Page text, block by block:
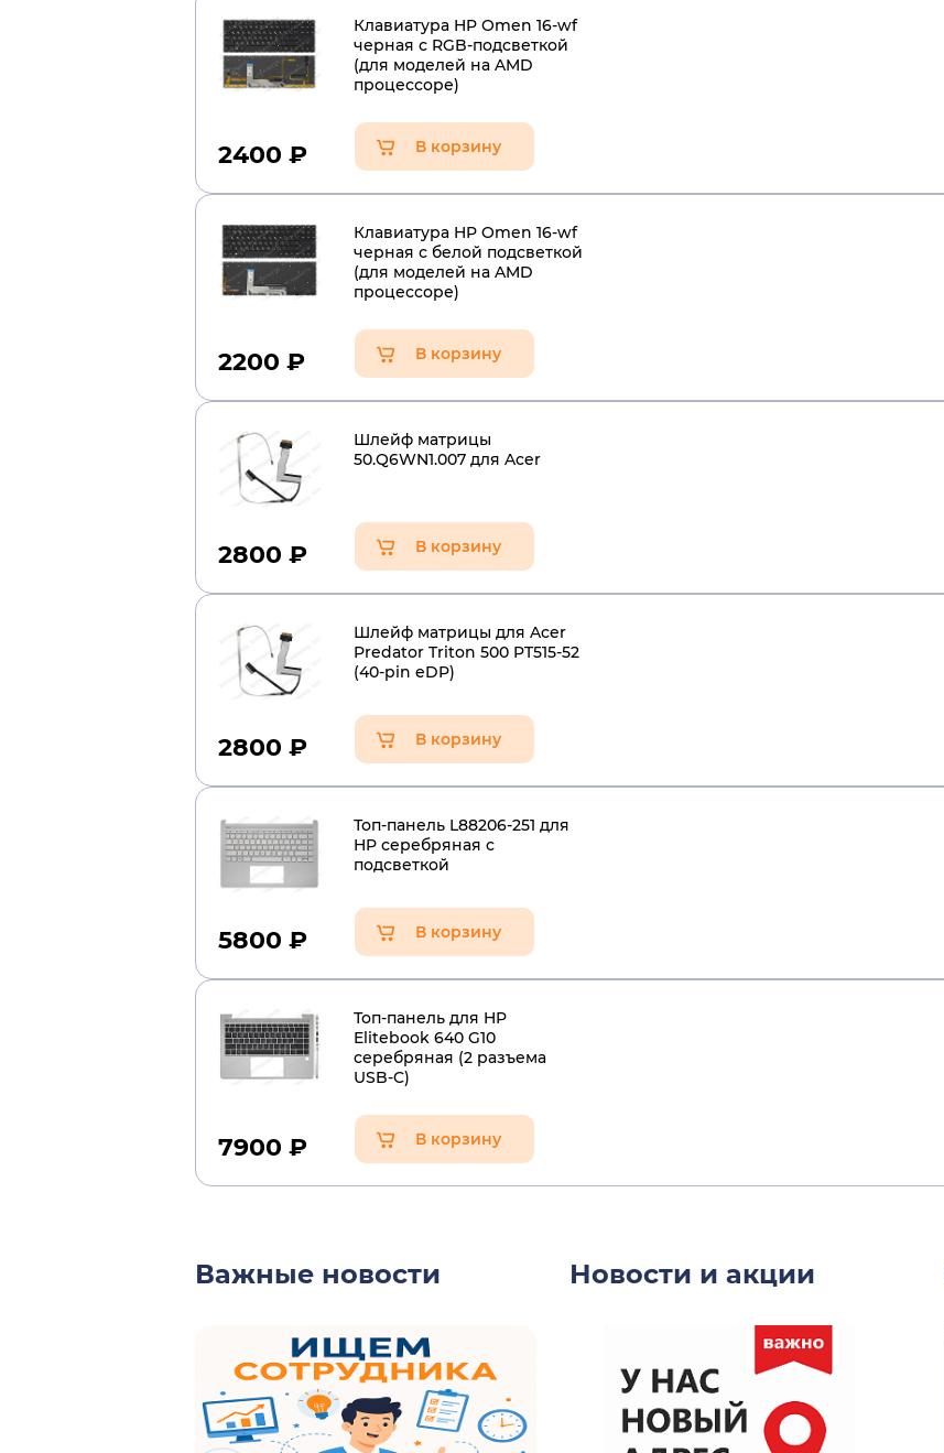
Клавиатура HP Omen 16-wf
черная с RGB-подсветкой
(для моделей на AMD
процессоре)
2400 ₽ В корзину
Клавиатура HP Omen 16-wf
черная с белой подсветкой
(для моделей на AMD
процессоре)
2200 ₽ В корзину
Шлейф матрицы
50.Q6WN1.007 для Acer
2800 ₽ В корзину
Шлейф матрицы для Acer
Predator Triton 500 PT515-52
(40-pin eDP)
2800 ₽ В корзину
Топ-панель L88206-251 для
HP серебряная с
подсветкой
5800 ₽ В корзину
Топ-панель для HP
Elitebook 640 G10
серебряная (2 разъема
USB-C)
7900 ₽ В корзину
Важные новости Новости и акции